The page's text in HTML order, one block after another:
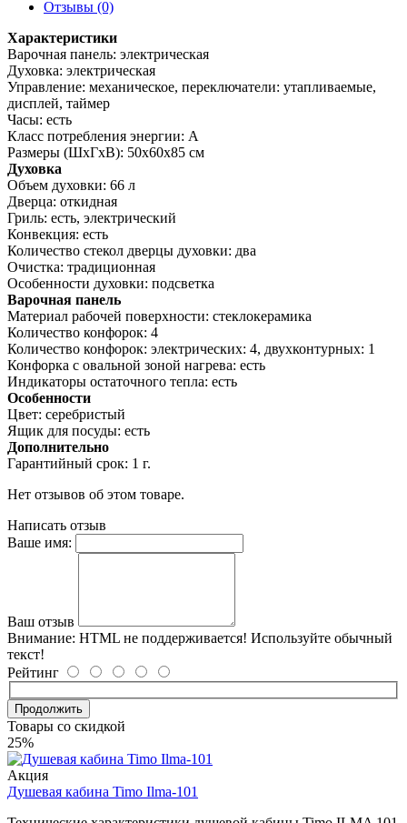
Отзывы (0)
Характеристики
Варочная панель: электрическая
Духовка: электрическая
Управление: механическое, переключатели: утапливаемые,
дисплей, таймер
Часы: есть
Класс потребления энергии: A
Размеры (ШхГхВ): 50x60x85 см
Духовка
Объем духовки: 66 л
Дверца: откидная
Гриль: есть, электрический
Конвекция: есть
Количество стекол дверцы духовки: два
Очистка: традиционная
Особенности духовки: подсветка
Варочная панель
Материал рабочей поверхности: стеклокерамика
Количество конфорок: 4
Количество конфорок: электрических: 4, двухконтурных: 1
Конфорка с овальной зоной нагрева: есть
Индикаторы остаточного тепла: есть
Особенности
Цвет: серебристый
Ящик для посуды: есть
Дополнительно
Гарантийный срок: 1 г.
Нет отзывов об этом товаре.
Написать отзыв
Ваше имя:
Ваш отзыв
Внимание: HTML не поддерживается! Используйте обычный
текст!
Рейтинг
Продолжить
Товары со скидкой
25%
Акция
Душевая кабина Timo Ilma-101